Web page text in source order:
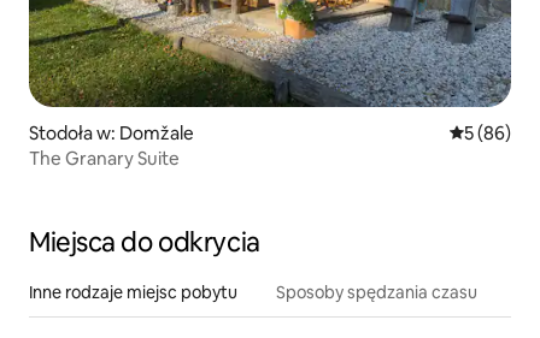
Stodoła w: Domžale Średnia
5 (86)
The Granary Suite
Miejsca do odkrycia
Inne rodzaje miejsc pobytu Sposoby spędzania czasu